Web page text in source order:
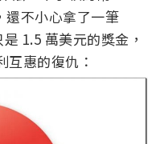
不小心拿了一筆
1.5 萬美元的獎金，
惠的復仇：